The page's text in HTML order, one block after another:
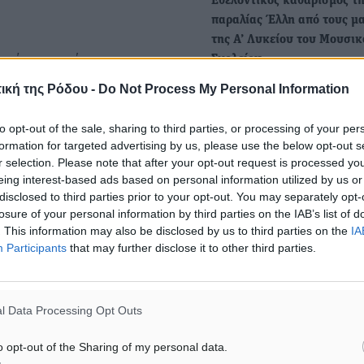
της Ρόδου - Do Not Process My Personal Information
opt-out of the sale, sharing to third parties, or processing of your
for targeted advertising by us, please use the below opt-out
selection. Please note that after your opt-out request is processed
interest-based ads based on personal information utilized by us
to third parties prior to your opt-out. You may separately
of your personal information by third parties on the IAB’s list of
This information may also be disclosed by us to third parties on the
Participants that may further disclose it to other third parties.
Data Processing Opt Outs
opt-out of the Sharing of my personal data.
μηνύματα, με
τις σπουδές μου και
Ανυπομονώ για τις
πέρασα στο Μουσικό
μου. Ευχαριστώ πολύ
και τους σκέφτομαι
αποτελεί για
σχολή της επιλογής
την καθοδήγηση
παραλίας Έλλη από τους
της Α’ Λυκείου του
Σχολείου
Την Τετάρτη 27/11/2024
Μουσικού Σχολείου…
Παρουσία της υπουργού
Σ. Ζαχαράκη η εκδήλωση
Μουσικού Σχολείου Ρόδου
εμβληματικό παλάτι του
Στη Ρόδο βρέθηκε το